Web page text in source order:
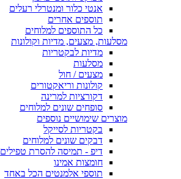
אנטי כלור ומנטרלי רעלים
תוספים אחרים
כל התוספים למלוחים
מסלעות, מצעים, מדיות וקולונות
מדיות לבקטריות
מסלעות
מצעים / חול
קולונות וריאקטורים
דקורציות למרינה
סופחים שונים למלוחים
מוצרים שימושיים נוספים
בקטריות לסייקל
דבקים שונים למלוחים
דיפ - תמיסה להסרת טפילים
חומצות אמינו
תוספי אלמנטים הכל באחד